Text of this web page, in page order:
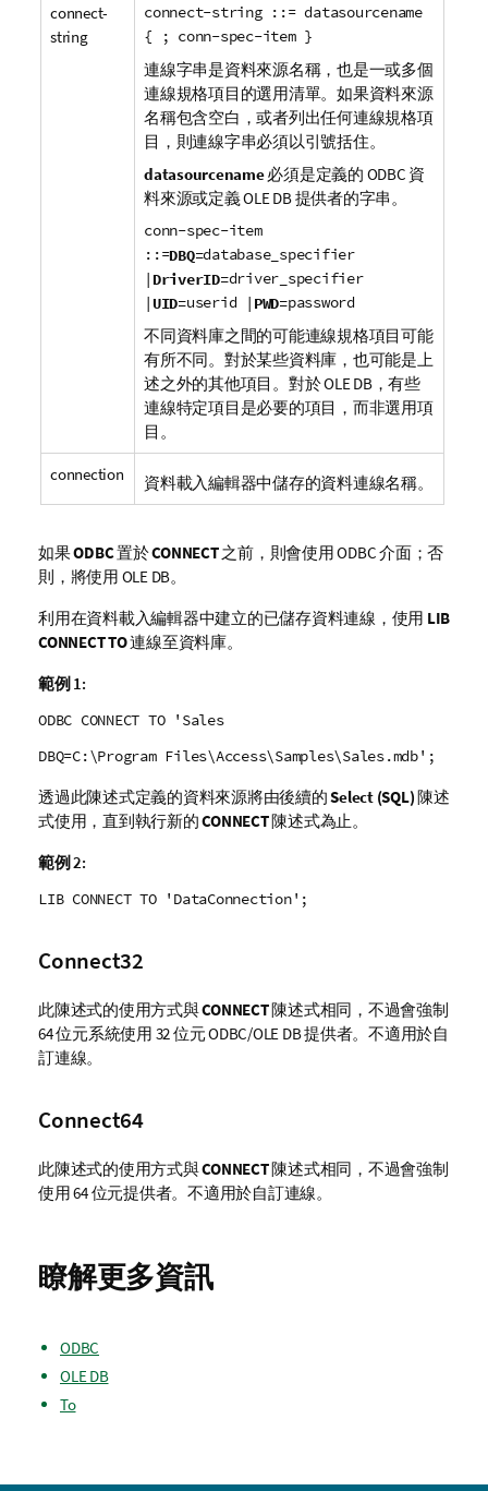
connect-
string
connect-string ::= datasourcename
{ ; conn-spec-item }
連線字串是資料來源名稱，也是一或多個
連線規格項目的選用清單。如果資料來源
名稱包含空白，或者列出任何連線規格項
目，則連線字串必須以引號括住。
datasourcename必須是定義的 ODBC 資
料來源或定義OLE DB提供者的字串。
conn-spec-item
::=DBQ=database_specifier
| DriverID=driver_specifier
|UID=userid | PWD=password
不同資料庫之間的可能連線規格項目可能
有所不同。對於某些資料庫，也可能是上
述之外的其他項目。對於OLE DB，有些
連線特定項目是必要的項目，而非選用項
目。
connection 資料載入編輯器中儲存的資料連線名稱。
如果ODBC置於CONNECT之前，則會使用ODBC介面；否
則，將使用 OLE DB。
利用在資料載入編輯器中建立的已儲存資料連線，使用 LIB
CONNECT TO連線至資料庫。
範例 1:
ODBC CONNECT TO 'Sales
DBQ=C:\Program Files\Access\Samples\Sales.mdb';
透過此陳述式定義的資料來源將由後續的Select (SQL)陳述
式使用，直到執行新的CONNECT陳述式為止。
範例 2:
LIB CONNECT TO 'DataConnection';
Connect32
此陳述式的使用方式與CONNECT陳述式相同，不過會強制
64 位元系統使用 32 位元ODBC/OLE DB提供者。不適用於自
訂連線。
Connect64
此陳述式的使用方式與CONNECT陳述式相同，不過會強制
使用 64 位元提供者。不適用於自訂連線。
瞭解更多資訊
ODBC
OLE DB
To